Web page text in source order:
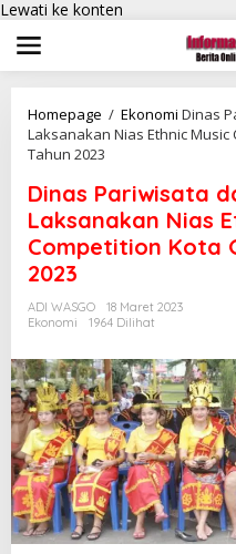
Lewati ke konten
Homepage / Ekonomi Dinas
Laksanakan Nias Ethnic
Tahun 2023
Dinas Pariwisata
Laksanakan Nias
Competition Kota
2023
ADI WASGO
18 Maret 2023
Ekonomi
1964 Dilihat